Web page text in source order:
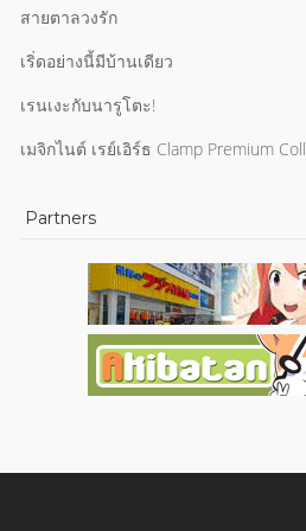
สายตาลวงรัก
เริ่ดอย่างนี้มีบ้านเดียว
เรนเงะกับนารูโตะ!
เมจิกไนต์ เรย์เอิร์ธ Clamp Premium
Partners